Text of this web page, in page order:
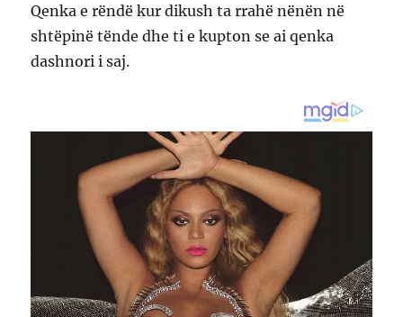
Qenka e rëndë kur dikush ta rrahë nënën në
shtëpinë tënde dhe ti e kupton se ai qenka
dashnori i saj.